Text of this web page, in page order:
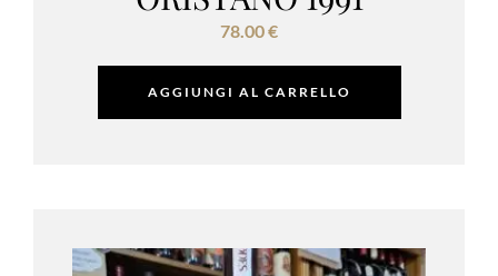
78.00€
AGGIUNGI AL CARRELLO